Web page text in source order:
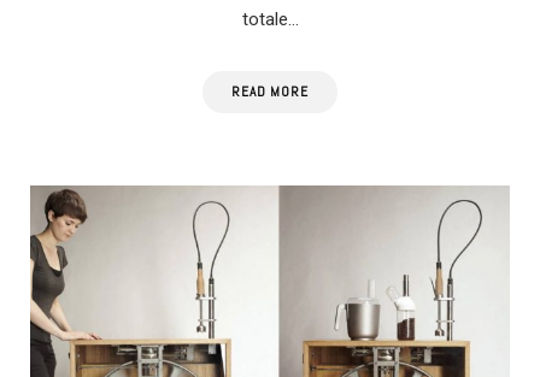
totale…
READ MORE